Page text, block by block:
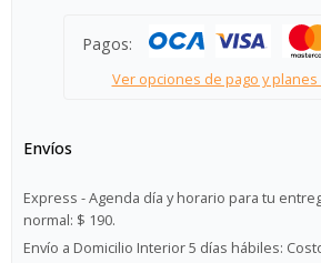
Pagos:
Ver opciones de pago y
Envíos
Express - Agenda día y horario para tu
normal: $ 190.
Envío a Domicilio Interior 5 días hábiles: